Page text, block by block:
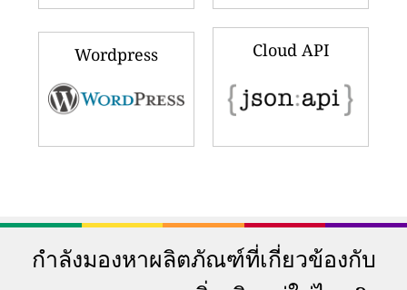
Wordpress Cloud API
กำลังมองหาผลิตภัณฑ์ที่เกี่ยวข้องกับ